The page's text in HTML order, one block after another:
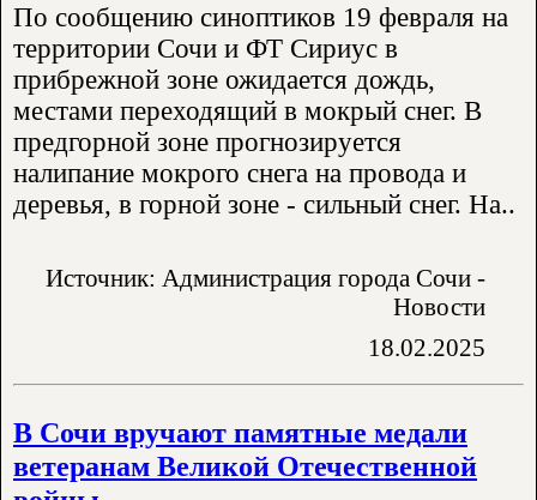
По сообщению синоптиков 19 февраля на
территории Сочи и ФТ Сириус в
прибрежной зоне ожидается дождь,
местами переходящий в мокрый снег. В
предгорной зоне прогнозируется
налипание мокрого снега на провода и
деревья, в горной зоне - сильный снег. На..
Источник: Администрация города Сочи -
Новости
18.02.2025
В Сочи вручают памятные медали
ветеранам Великой Отечественной